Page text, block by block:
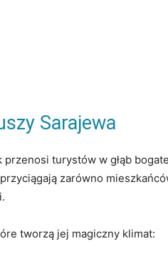
Sarajewa
turystów w głąb
zarówno
tworzą ⁤jej magiczny klimat: